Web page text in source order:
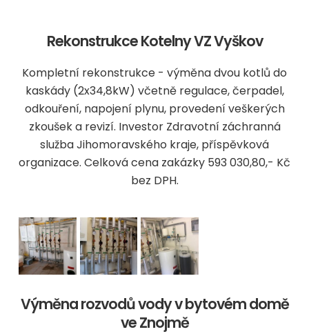
Rekonstrukce Kotelny VZ Vyškov
Kompletní rekonstrukce - výměna dvou kotlů do
kaskády (2x34,8kW) včetně regulace, čerpadel,
odkouření, napojení plynu, provedení veškerých
zkoušek a revizí. Investor Zdravotní záchranná
služba Jihomoravského kraje, příspěvková
organizace. Celková cena zakázky 593 030,80,- Kč
bez DPH.
Výměna rozvodů vody v bytovém domě
ve Znojmě